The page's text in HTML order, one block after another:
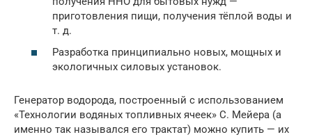
приготовления пищи, получения тёплой воды и
т. д.
Разработка принципиально новых, мощных и
экологичных силовых установок.
Генератор водорода, построенный с использованием
«Технологии водяных топливных ячеек» С. Мейера (а
именно так назывался его трактат) можно купить — их